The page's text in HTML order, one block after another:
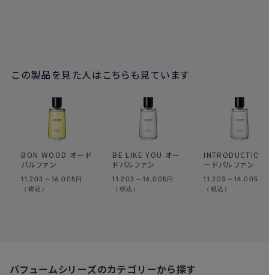
この製品を見た人はこちらも見ています
BON WOOD オード
パルファン
11,203～16,005 円
（税込）
BE LIKE YOU オー
ドパルファン
11,203～16,005 円
（税込）
INTRODUCTION
ードパルファン
11,203～16,005
（税込）
パフュームシリーズのカテゴリーから探す